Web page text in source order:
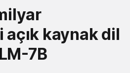
kaynak dil
7B